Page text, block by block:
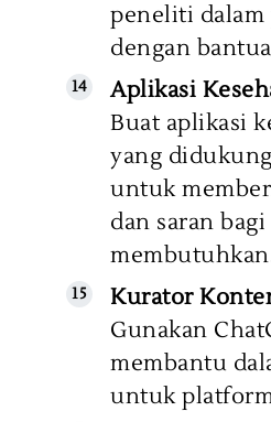
peneliti
dengan
Aplikasi
Buat aplikasi
yang
untuk
dan saran
Kurator
Gunakan
membantu
untuk